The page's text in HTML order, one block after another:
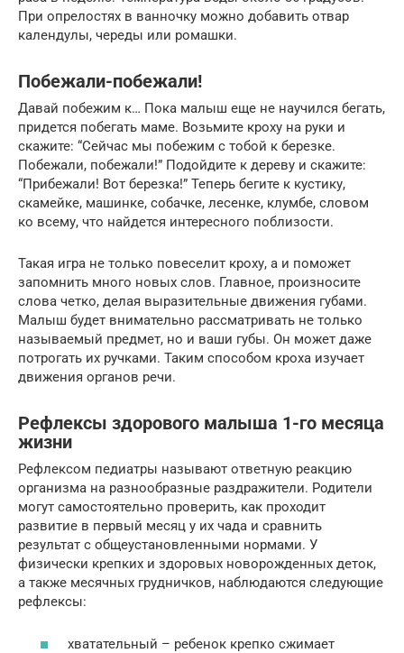
При опрелостях в ванночку можно добавить отвар
календулы, череды или ромашки.
Побежали-побежали!
Давай побежим к… Пока малыш еще не научился бегать,
придется побегать маме. Возьмите кроху на руки и
скажите: “Сейчас мы побежим с тобой к березке.
Побежали, побежали!” Подойдите к дереву и скажите:
“Прибежали! Вот березка!” Теперь бегите к кустику,
скамейке, машинке, собачке, лесенке, клумбе, словом
ко всему, что найдется интересного поблизости.
Такая игра не только повеселит кроху, а и поможет
запомнить много новых слов. Главное, произносите
слова четко, делая выразительные движения губами.
Малыш будет внимательно рассматривать не только
называемый предмет, но и ваши губы. Он может даже
потрогать их ручками. Таким способом кроха изучает
движения органов речи.
Рефлексы здорового малыша 1-го месяца
жизни
Рефлексом педиатры называют ответную реакцию
организма на разнообразные раздражители. Родители
могут самостоятельно проверить, как проходит
развитие в первый месяц у их чада и сравнить
результат с общеустановленными нормами. У
физически крепких и здоровых новорожденных деток,
а также месячных грудничков, наблюдаются следующие
рефлексы:
хватательный – ребенок крепко сжимает